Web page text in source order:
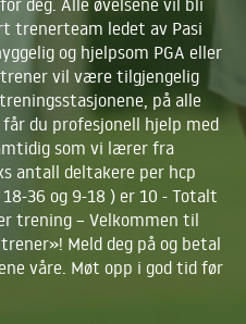
trenerteam ledet av Pasi
og hjelpsom PGA eller
vil være tilgjengelig
på alle
du profesjonell hjelp med
som vi lærer fra
antall deltakere per hcp
36 og 9-18 ) er 10 - Totalt
trening – Velkommen til
Meld deg på og betal
våre. Møt opp i god tid før